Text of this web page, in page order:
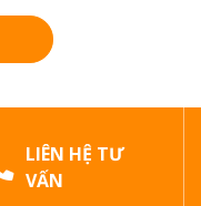
LIÊN HỆ TƯ
VẤN